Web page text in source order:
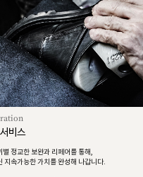
비스
별 정교한 보완과 리페어를 통해,
지속가능한 가치를 완성해 나갑니다.